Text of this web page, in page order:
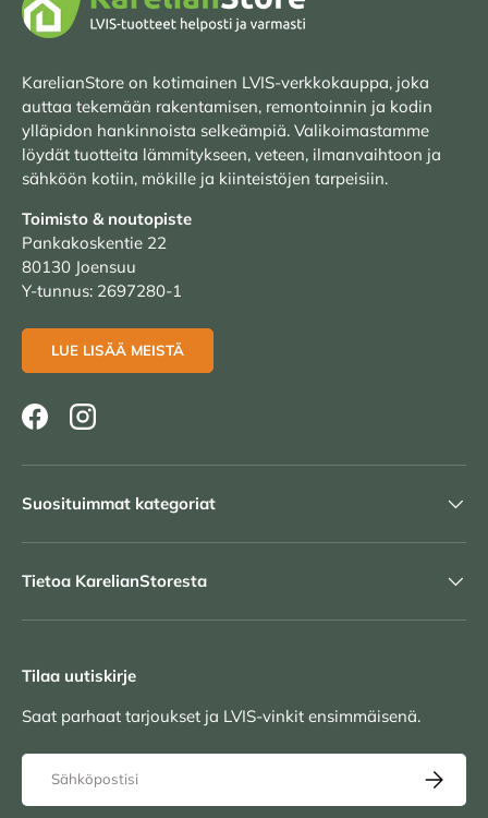
KarelianStore on kotimainen LVIS-verkkokauppa, joka
auttaa tekemään rakentamisen, remontoinnin ja kodin
ylläpidon hankinnoista selkeämpiä. Valikoimastamme
löydät tuotteita lämmitykseen, veteen, ilmanvaihtoon ja
sähköön kotiin, mökille ja kiinteistöjen tarpeisiin.
Toimisto & noutopiste
Pankakoskentie 22
80130 Joensuu
Y-tunnus: 2697280-1
LUE LISÄÄ MEISTÄ
FacebookInstagram
Suosituimmat kategoriat
Tietoa KarelianStoresta
Tilaa uutiskirje
Saat parhaat tarjoukset ja LVIS-vinkit ensimmäisenä.
Sähköposti
TILAA